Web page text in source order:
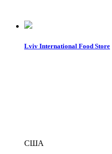
Lviv International Food Store
США